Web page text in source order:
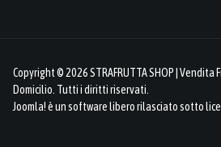
Copyright © 2026 STRAFRUTTA SHOP | Vendita
Domicilio. Tutti i diritti riservati.
Joomla!è un software libero rilasciato sotto